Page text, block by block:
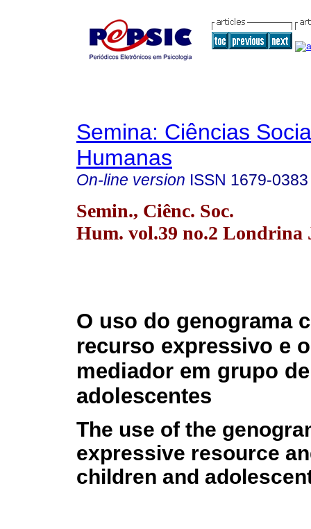
Semina: Ciências
Humanas
On-line version ISSN 1679-0383
Semin., Ciênc. Soc.
Hum. vol.39 no.2 Londrina
O uso do genograma
recurso expressivo e
mediador em grupo
adolescentes
The use of the
expressive resource
children and